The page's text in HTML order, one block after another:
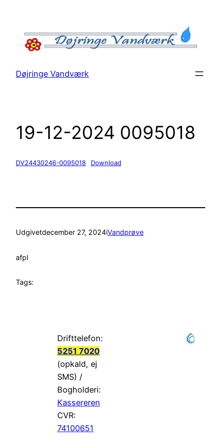
indhold
Døjringe Vandværk
19-12-2024 0095018
DV24430246-0095018 Download
Udgivetdecember 27, 2024iVandprøve
afpl
Tags:
Drifttelefon:
5251 7020
(opkald, ej
SMS) /
Bogholderi:
Kassereren
CVR:
74100651